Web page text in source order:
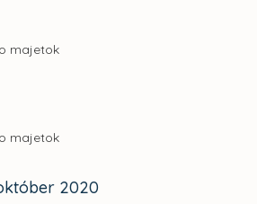
majetok
majetok
2020